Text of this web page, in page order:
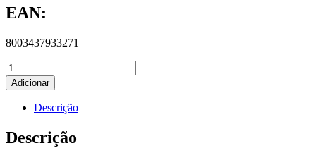
EAN:
8003437933271
Adicionar
Descrição
Descrição